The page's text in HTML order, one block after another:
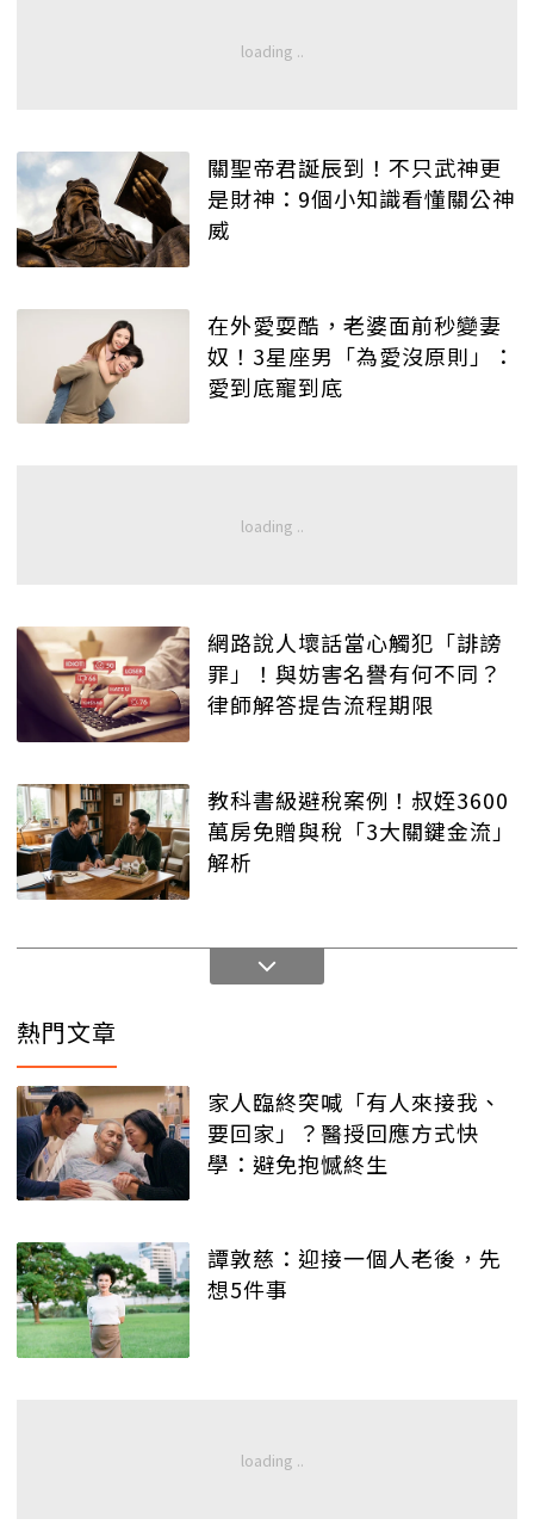
關聖帝君誕辰到！不只武神更
是財神：9個小知識看懂關公神
威
在外愛耍酷，老婆面前秒變妻
奴！3星座男「為愛沒原則」：
愛到底寵到底
網路說人壞話當心觸犯「誹謗
罪」！與妨害名譽有何不同？
律師解答提告流程期限
教科書級避稅案例！叔姪3600
萬房免贈與稅「3大關鍵金流」
解析
熱門文章
家人臨終突喊「有人來接我、
要回家」？醫授回應方式快
學：避免抱憾終生
譚敦慈：迎接一個人老後，先
想5件事